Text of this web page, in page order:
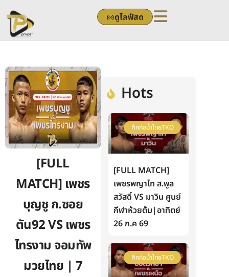
to
content
ดูไลฟ์สด
[FULL
MATCH] เพชร
บุญชู ก.ซอย
ตัน92 VS เพชร
ไทรงาม จอมทัพ
มวยไทย | 7
Hots
ศึกท่อน้ำไทยTKO
[FULL MATCH]
เพชรพญาไท ส.พูล
สวัสดิ์ VS มาวิน ศูนย์
กีฬาห้วยต้ม|อาทิตย์
26 ก.ค 69
ศึกท่อน้ำไทยTKO